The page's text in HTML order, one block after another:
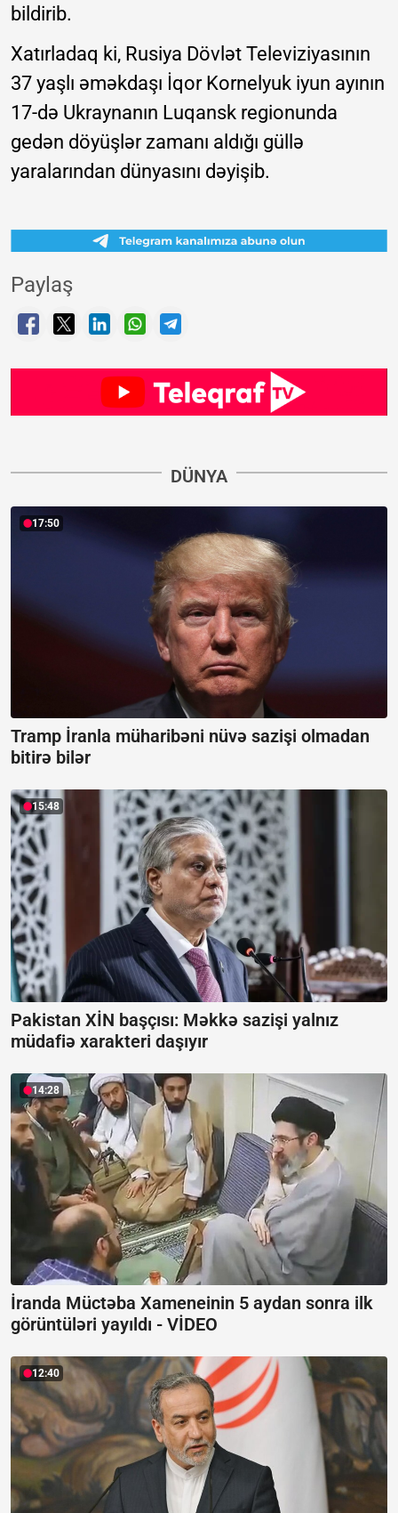
bildirib.
Xatırladaq ki, Rusiya Dövlət Televiziyasının
37 yaşlı əməkdaşı İqor Kornelyuk iyun ayının
17-də Ukraynanın Luqansk regionunda
gedən döyüşlər zamanı aldığı güllə
yaralarından dünyasını dəyişib.
Paylaş
DÜNYA
17:50
Tramp İranla müharibəni nüvə sazişi olmadan
bitirə bilər
15:48
Pakistan XİN başçısı: Məkkə sazişi yalnız
müdafiə xarakteri daşıyır
14:28
İranda Müctəba Xameneinin 5 aydan sonra ilk
görüntüləri yayıldı - VİDEO
12:40